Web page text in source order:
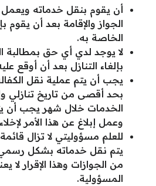
أن يقوم بنقل خدماته
الجواز والإقامة بعد أن يقوم
الخاصة به.
لا يوجد لدي أي حق بمطالبة
بإلغاء التنازل بعد أن أوقع
بحد أقصى من تاريخ تنازلي
الخدمات خلال شهر يجب أن
وعمل إبلاغ عن هذا الأمر
للعلم مسؤوليتي لا تزال
يتم نقل خدماته بشكل رسمي
من الجوازات وهذا الإقرار لا
المسؤولية.